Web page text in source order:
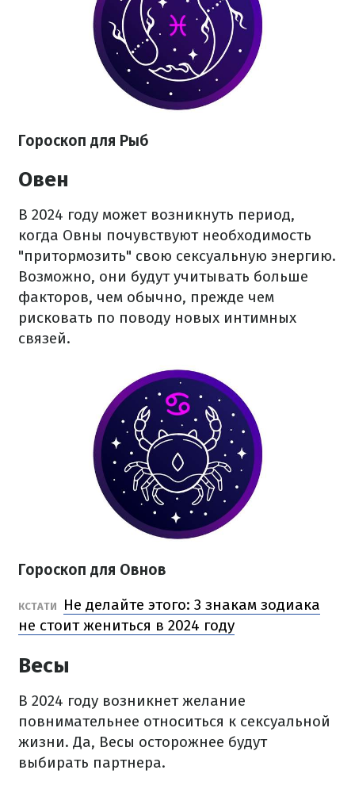
Гороскоп для Рыб
Овен
В 2024 году может возникнуть период,
когда Овны почувствуют необходимость
"притормозить" свою сексуальную энергию.
Возможно, они будут учитывать больше
факторов, чем обычно, прежде чем
рисковать по поводу новых интимных
связей.
Гороскоп для Овнов
КСТАТИ
Не делайте этого: 3 знакам зодиака
не стоит жениться в 2024 году
Весы
В 2024 году возникнет желание
повнимательнее относиться к сексуальной
жизни. Да, Весы осторожнее будут
выбирать партнера.